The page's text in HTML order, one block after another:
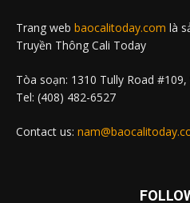
Trang web baocalitoday.com là
Truyền Thông Cali Today
Tòa soạn: 1310 Tully Road #109,
Tel: (408) 482-6527
Contact us: